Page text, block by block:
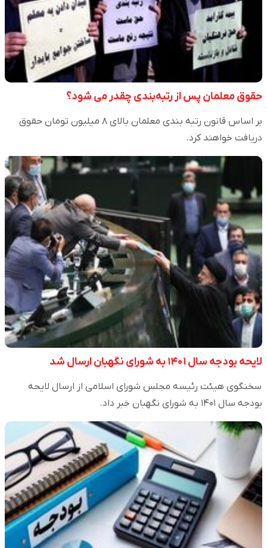
حقوق معلمان پس از رتبه‌بندی چقدر می شود؟
بر اساس قانون رتبه بندی معلمان بالای ۸ میلیون تومان حقوق
دریافت خواهند کرد.
لایحه بودجه سال ۱۴۰۱ به شورای نگهبان ارسال شد
سخنگوی هیئت رئیسه مجلس شورای اسلامی از ارسال لایحه
بودجه سال ۱۴۰۱ به شورای نگهبان خبر داد.